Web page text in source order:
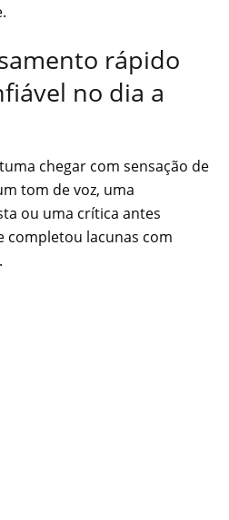
rápido
no dia a
chegar com sensação de
tom de voz, uma
ou uma crítica antes
completou lacunas com